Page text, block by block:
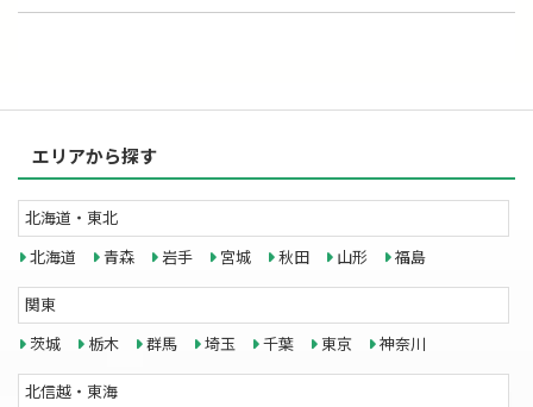
エリアから探す
北海道・東北
北海道 青森 岩手 宮城 秋田 山形 福島
関東
茨城 栃木 群馬 埼玉 千葉 東京 神奈川
北信越・東海